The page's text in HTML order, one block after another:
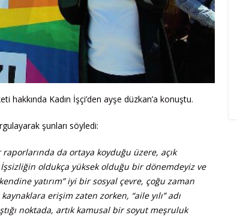
hakkında Kadın İşçi’den ayşe düzkan’a konuştu.
şunları söyledi:
raporlarında da ortaya koyduğu üzere, açık
İşsizliğin oldukça yüksek olduğu bir dönemdeyiz ve
yatırım” iyi bir sosyal çevre, çoğu zaman
erişim zaten zorken, “aile yılı” adı
noktada, artık kamusal bir soyut meşruluk